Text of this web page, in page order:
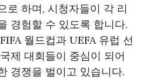
로 하며, 시청자들이 각 리
경험할 수 있도록 합니다.
월드컵과 UEFA 유럽 선
제 대회들이 중심이 되어
경쟁을 벌이고 있습니다.